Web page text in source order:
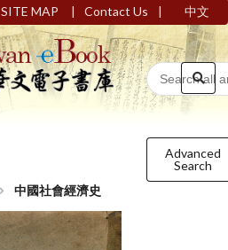
SITE MAP | Contact Us | 中文
Advanced
Search
中國社會經濟史